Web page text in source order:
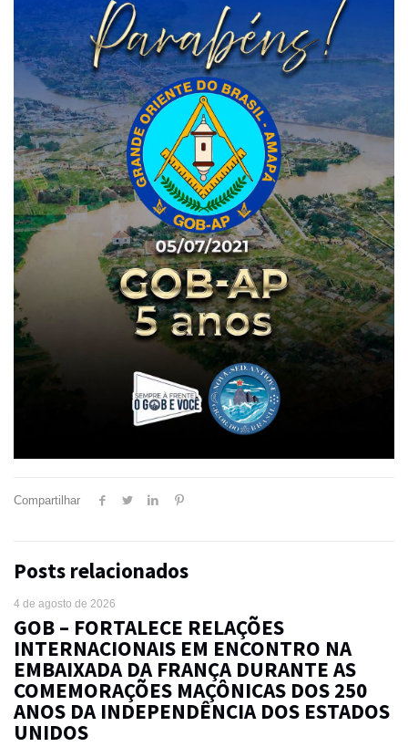
Compartilhar
Posts relacionados
4 de agosto de 2026
GOB – FORTALECE RELAÇÕES
INTERNACIONAIS EM ENCONTRO NA
EMBAIXADA DA FRANÇA DURANTE AS
COMEMORAÇÕES MAÇÔNICAS DOS 250
ANOS DA INDEPENDÊNCIA DOS ESTADOS
UNIDOS